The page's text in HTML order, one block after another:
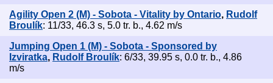
Agility Open 2 (M) - Sobota - Vitality by Ontario, Rudolf
Broulík: 11/33, 46.3 s, 5.0 tr. b., 4.62 m/s
Jumping Open 1 (M) - Sobota - Sponsored by
Izviratka, Rudolf Broulík: 6/33, 39.95 s, 0.0 tr. b., 4.86
m/s